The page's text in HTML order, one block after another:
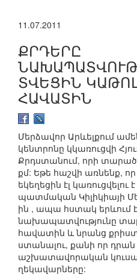
11.07.2011
ՔՐԴԵՐԸ
ՏՎԵՑԻՆ
ՀԱՎԱՏԻՆ
Մերձավոր Արևելքում
կենտրոնը կկառուցվի
Քրդստանում, որի
քմ: Եթե հաշվի առնենք,
եկեղեցին էլ կառուցվելու
պատմական Կիլիկիայի
ին , ապա հստակ երևում է
նախապատվությունը
հավատին և նրանց
ստանալու, քանի որ
աշխատավորական
ղեկավարները: